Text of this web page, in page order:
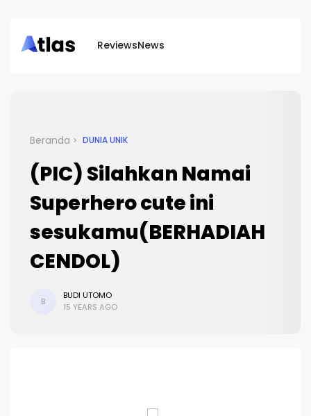
ReviewsNews
Beranda DUNIA UNIK
(PIC) Silahkan Namai
Superhero cute ini
sesukamu(BERHADIAH
CENDOL)
B
BUDI UTOMO
15 YEARS AGO